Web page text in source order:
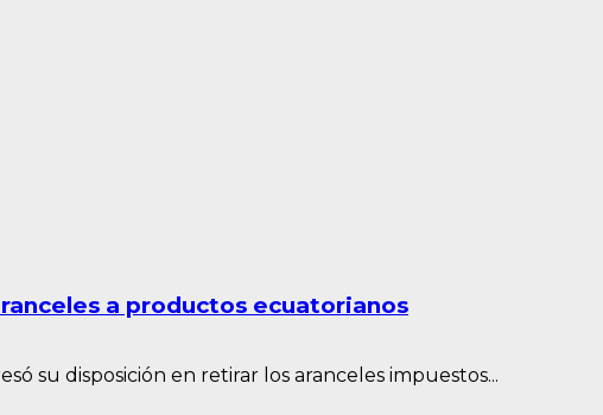
a productos ecuatorianos
su disposición en retirar los aranceles impuestos...